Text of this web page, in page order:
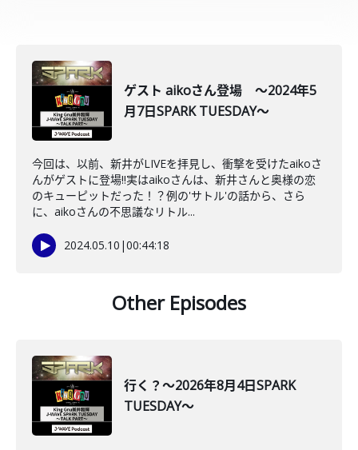
ゲスト aikoさん登場 ～2024年5
月7日SPARK TUESDAY～
今回は、以前、新井がLIVEを拝見し、衝撃を受けたaikoさ
んがゲストに登場‼実はaikoさんは、新井さんと奥様の恋
のキューピットだった！？例の'サトル'の話から、さら
に、aikoさんの不思議なリトル...
2024.05.10 |00:44:18
Other Episodes
行く？～2026年8月4日SPARK
TUESDAY～